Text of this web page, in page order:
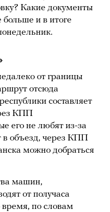
Какие документы
и в итоге
от границы
отсюда
составляет
КПП
его не любят из-за
в объезд, через КПП
можно добраться
машин,
от получаса
время, по словам